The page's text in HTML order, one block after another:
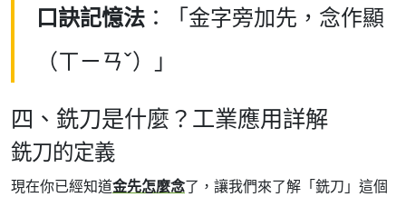
口訣記憶法 ：「金字旁加先，念作顯
（ㄒㄧㄢˇ）」
四、銑刀是什麼？工業應用詳解
銑刀的定義
現在你已經知道金先怎麼念了，讓我們來了解「銑刀」這個